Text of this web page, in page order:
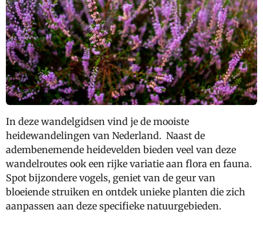
In deze wandelgidsen vind je de mooiste
heidewandelingen van Nederland. Naast de
adembenemende heidevelden bieden veel van deze
wandelroutes ook een rijke variatie aan flora en fauna.
Spot bijzondere vogels, geniet van de geur van
bloeiende struiken en ontdek unieke planten die zich
aanpassen aan deze specifieke natuurgebieden.